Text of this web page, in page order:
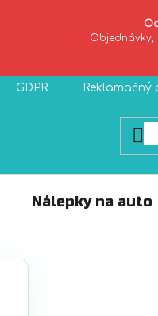
Objednávky,
GDPR Reklamačný
Nálepky na auto